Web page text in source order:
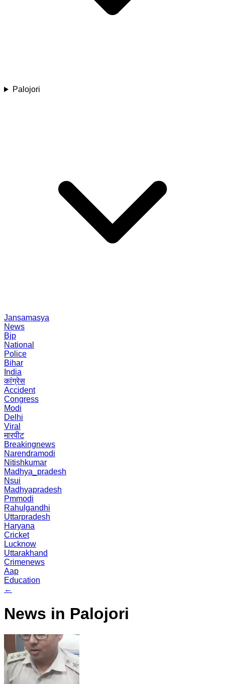
Palojori
Jansamasya
News
Bjp
National
Police
Bihar
India
कांग्रेस
Accident
Congress
Modi
Delhi
Viral
मारपीट
Breakingnews
Narendramodi
Nitishkumar
Madhya_pradesh
Nsui
Madhyapradesh
Pmmodi
Rahulgandhi
Uttarpradesh
Haryana
Cricket
Lucknow
Uttarakhand
Crimenews
Aap
Education
←
News in Palojori